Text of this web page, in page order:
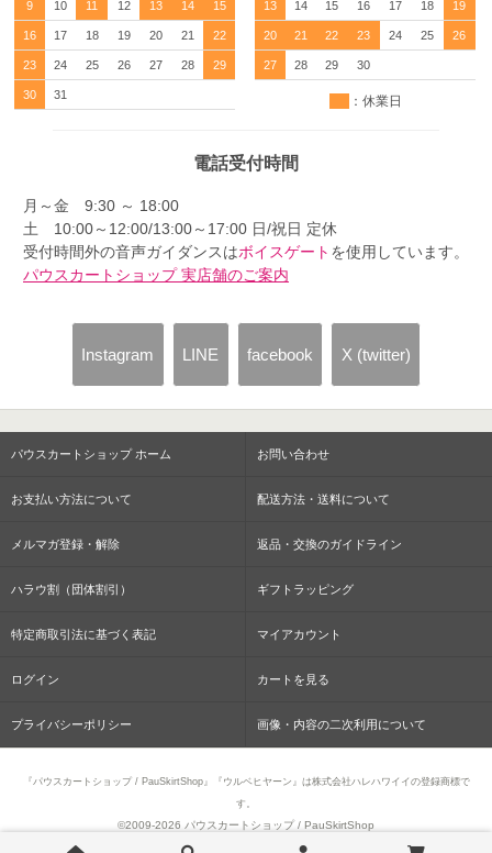
9 10 11 12 13 14 15
16 17 18 19 20 21 22
23 24 25 26 27 28 29
30 31
13 14 15 16 17 18 19
20 21 22 23 24 25 26
27 28 29 30
：休業日
電話受付時間
月～金 9:30 ～ 18:00
土 10:00～12:00/13:00～17:00 日/祝日 定休
受付時間外の音声ガイダンスはボイスゲート を使用しています。
パウスカートショップ 実店舗のご案内
Instagram LINE facebook X (twitter)
パウスカートショップ ホーム お問い合わせ
お支払い方法について 配送方法・送料について
メルマガ登録・解除 返品・交換のガイドライン
ハラウ割（団体割引） ギフトラッピング
特定商取引法に基づく表記 マイアカウント
ログイン カートを見る
プライバシーポリシー 画像・内容の二次利用について
『パウスカートショップ / PauSkirtShop』『ウルベヒヤーン』は株式会社ハレハワイイの登録商標で
す。
©2009-2026 パウスカートショップ / PauSkirtShop